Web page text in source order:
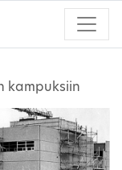
kampuksiin